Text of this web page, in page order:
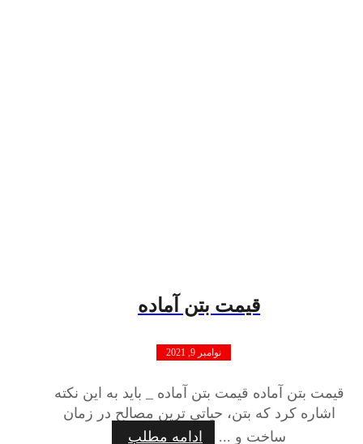
قیمت بتن آماده
نوامبر 9, 2021
قیمت بتن آماده قیمت بتن آماده _ باید به این نکته
اشاره کرد که بتن، حیاتی ترین مصالح در زمان
ساخت و ...
ادامه مطلب